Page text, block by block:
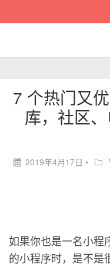
7 个热门又
库，社区
2019年4月17日 •
如果你也是一名小程
的小程序时，是不是